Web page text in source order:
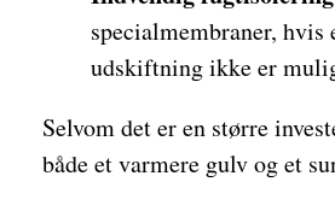
specialmembraner, hvis
udskiftning ikke er
Selvom det er en større
både et varmere gulv og et